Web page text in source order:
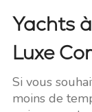
Yachts
Luxe
Si vous
moins de